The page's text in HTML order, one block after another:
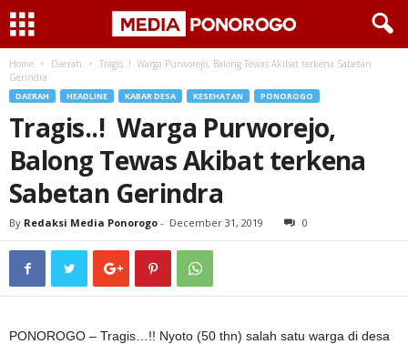
Home Daerah
Tragis..! Warga Purworejo, Balong Tewas Akibat terkena Sabetan
Gerindra
DAERAH HEADLINE KABAR DESA KESEHATAN PONOROGO
Tragis..! Warga Purworejo,
Balong Tewas Akibat terkena
Sabetan Gerindra
By Redaksi Media Ponorogo - December 31, 2019 0
PONOROGO – Tragis…!! Nyoto (50 thn) salah satu warga di desa